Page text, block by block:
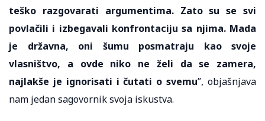
teško razgovarati argumentima. Zato su se svi
povlačili i izbegavali konfrontaciju sa njima. Mada
je državna, oni šumu posmatraju kao svoje
vlasništvo, a ovde niko ne želi da se zamera,
najlakše je ignorisati i čutati o svemu”, objašnjava
nam jedan sagovornik svoja iskustva.